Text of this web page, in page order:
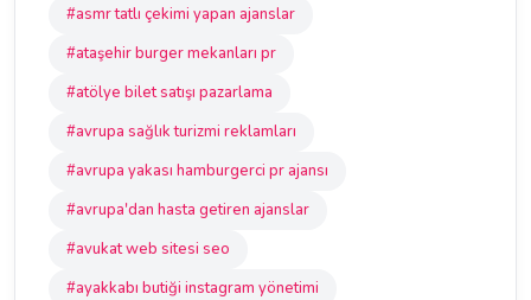
#asmr tatlı çekimi yapan ajanslar
#ataşehir burger mekanları pr
#atölye bilet satışı pazarlama
#avrupa sağlık turizmi reklamları
#avrupa yakası hamburgerci pr ajansı
#avrupa'dan hasta getiren ajanslar
#avukat web sitesi seo
#ayakkabı butiği instagram yönetimi